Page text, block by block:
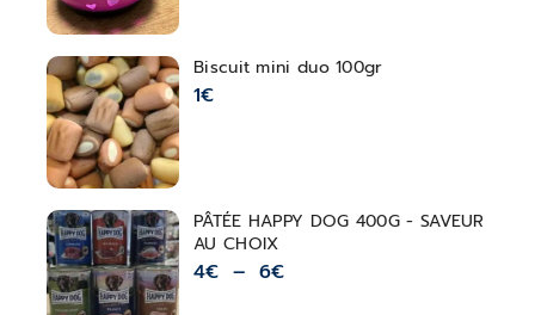
Biscuit mini duo 100gr
1€
PÂTÉE HAPPY DOG 400G - SAVEUR
AU CHOIX
4€ – 6€